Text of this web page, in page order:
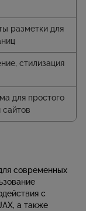
разметки для
стилизация
для простого
сайтов
современных
с
а также